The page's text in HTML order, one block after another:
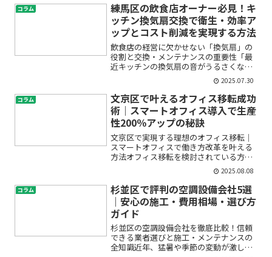
コラム
練馬区の飲食店オーナー必見！キ
ッチン換気扇交換で衛生・効率ア
ップとコスト削減を実現する方法
飲食店の経営に欠かせない「換気扇」の
役割と交換・メンテナンスの重要性「最
近キッチンの換気扇の音がうるさくなっ
た」「油汚れが落ちにくい」「お客様か
ら店内のにおいを指摘された」――このよう
な悩みを抱えて検索されたオーナー様も
多いのではないでしょ...
2025.07.30
コラム
文京区で叶えるオフィス移転成功
術｜スマートオフィス導入で生産
性200％アップの秘訣
文京区で実現する理想のオフィス移転｜
スマートオフィスで働き方改革を叶える
方法オフィス移転を検討されている方の
多くは、「今のオフィスが手狭になっ
た」「社員の働き方が多様化してきた」
「生産性をもっと上げたい」など、さま
ざまな不安や疑問をお持ちで...
2025.08.08
コラム
杉並区で評判の空調設備会社5選
｜安心の施工・費用相場・選び方
ガイド
杉並区の空調設備会社を徹底比較！信頼
できる業者選びと施工・メンテナンスの
全知識近年、猛暑や季節の変動が激しく